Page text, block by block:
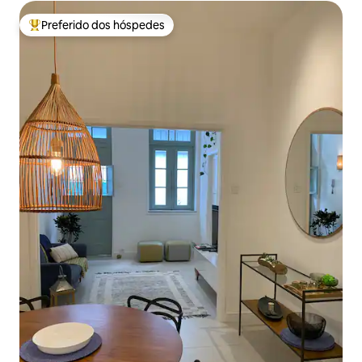
Entre os melhores preferidos dos hóspedes
Preferido dos hóspedes